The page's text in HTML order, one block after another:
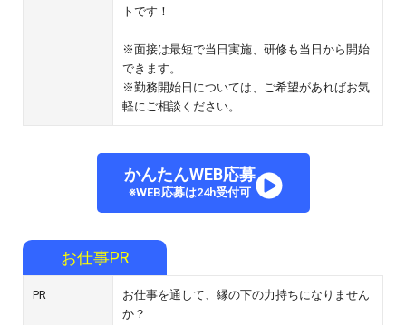
トです！
※面接は最短で当日実施、研修も当日から開始
できます。
※勤務開始日については、ご希望があればお気
軽にご相談ください。
かんたんWEB応募
※WEB応募は24h受付可
お仕事PR
PR
お仕事を通して、縁の下の力持ちになりません
か？